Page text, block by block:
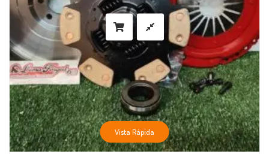
Vista Rápida